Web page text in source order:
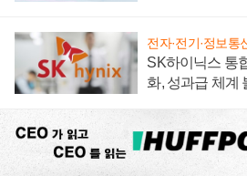
전자·전기·정보통
SK하이닉스 통
화, 성과급 체계